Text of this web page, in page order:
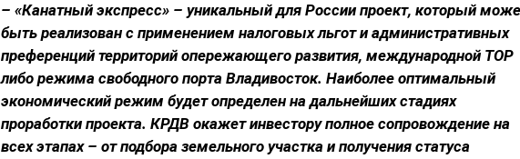
– «Канатный экспресс» – уникальный для России проект, который
быть реализован с применением налоговых льгот и административных
преференций территорий опережающего развития, международной ТОР
либо режима свободного порта Владивосток. Наиболее оптимальный
экономический режим будет определен на дальнейших стадиях
проработки проекта. КРДВ окажет инвестору полное сопровождение на
всех этапах – от подбора земельного участка и получения статуса